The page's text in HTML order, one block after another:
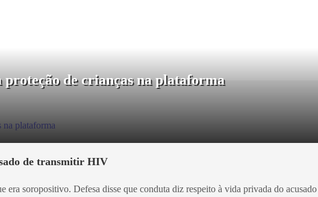
de crianças na plataforma
de transmitir HIV
era soropositivo. Defesa disse que conduta diz respeito à vida privada do